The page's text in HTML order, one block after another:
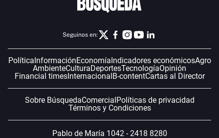
Seguinos en:
PolíticaInformaciónEconomíaIndicadores económicosAgro
AmbienteCulturaDeportesTecnologíaOpinión
Financial timesInternacionalB-contentCartas al Director
Sobre BúsquedaComercialPolíticas de privacidad
Términos y Condiciones
Pablo de María 1042 - 2418 8280